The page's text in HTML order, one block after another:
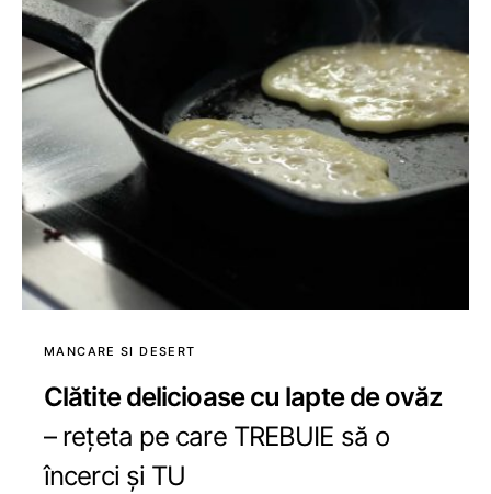
MANCARE SI DESERT
Clătite delicioase cu lapte de ovăz
– rețeta pe care TREBUIE să o
încerci și TU